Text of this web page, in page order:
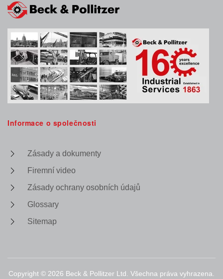
Informace o společnosti
Zásady a dokumenty
Firemní video
Zásady ochrany osobních údajů
Glossary
Sitemap
Copyright © 2026 Beck & Pollitzer Ltd. Všechna práva vyhrazena.